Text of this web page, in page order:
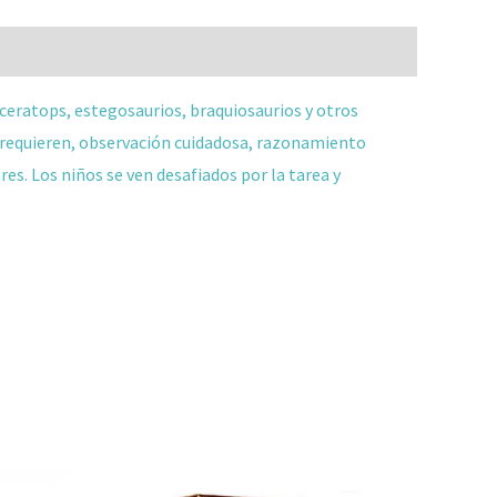
estegosaurios, braquiosaurios y otros
observación cuidadosa, razonamiento
Los niños se ven desafiados por la tarea y